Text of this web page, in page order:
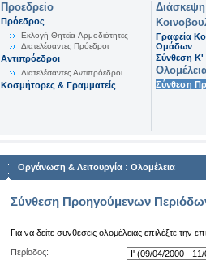
Προεδρείο
Πρόεδρος
Εκλογή-Θητεία-Αρμοδιότητες
Διατελέσαντες Πρόεδροι
Αντιπρόεδροι
Διατελέσαντες Αντιπρόεδροι
Κοσμήτορες & Γραμματείς
Γραφεία
Ομάδων
Σύνθεση K'
Σύνθεση
Οργάνωση & Λειτουργία : Ολομέλεια
Σύνθεση Προηγούμενων
Για να δείτε συνθέσεις ολομέλειας επιλέξτε την
Περίοδος: